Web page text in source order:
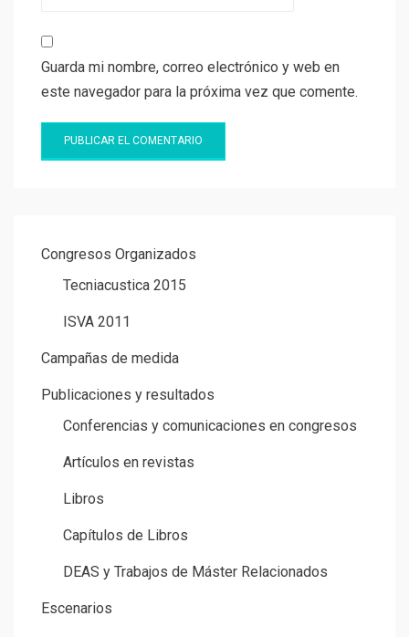
Guarda mi nombre, correo electrónico y web en
este navegador para la próxima vez que comente.
Congresos Organizados
Tecniacustica 2015
ISVA 2011
Campañas de medida
Publicaciones y resultados
Conferencias y comunicaciones en congresos
Artículos en revistas
Libros
Capítulos de Libros
DEAS y Trabajos de Máster Relacionados
Escenarios